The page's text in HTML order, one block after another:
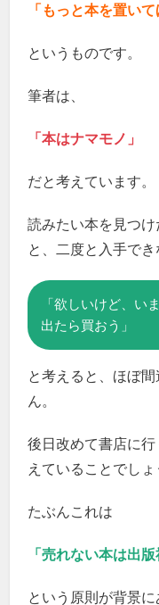
「もっと本を置いて
というものです。
筆者は、
「本はナマモノ」
だと考えています。
読みたい本を見つ
と、二度と入手でき
「欲しいけど、い
出たら買おう」
と考えると、ほぼ
ん。
後日改めて書店に
えていることでしょ
たぶんこれは
「売れない本は出
という原則が背景に